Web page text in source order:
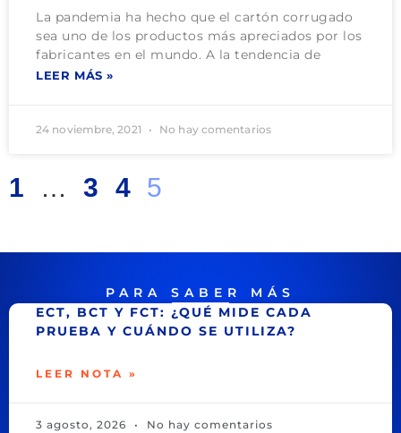
La pandemia ha hecho que el cartón corrugado
sea uno de los productos más apreciados por los
fabricantes en el mundo. A la tendencia de
LEER MÁS »
24 noviembre, 2021 No hay comentarios
1 … 3 4 5
PARA SABER MÁS
ECT, BCT Y FCT: ¿QUÉ MIDE CADA
PRUEBA Y CUÁNDO SE UTILIZA?
LEER NOTA »
3 agosto, 2026 No hay comentarios